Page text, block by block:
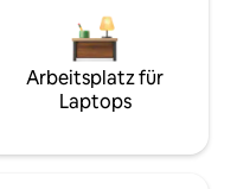
Arbeitsplatz für
Laptops